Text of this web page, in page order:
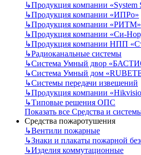
↳Продукция компании «System
↳Продукция компании «ИПРо»
↳Продукция компании «РИТМ»
↳Продукция компании «Си-
↳Продукция компании НПП
↳Радиоканальные системы
↳Система Умный двор
↳Система Умный дом
↳Системы передачи извещений
↳Продукция компании
↳Типовые решения ОПС
Показать все Средства и
Средства пожаротушения
↳Вентили пожарные
↳Знаки и плакаты пожарной
↳Изделия коммутационные